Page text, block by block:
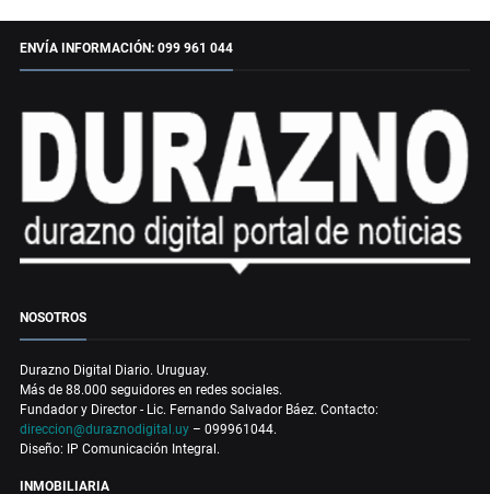
ENVÍA INFORMACIÓN: 099 961 044
NOSOTROS
Durazno Digital Diario. Uruguay.
Más de 88.000 seguidores en redes sociales.
Fundador y Director - Lic. Fernando Salvador Báez. Contacto:
direccion@duraznodigital.uy – 099961044.
Diseño: IP Comunicación Integral.
INMOBILIARIA